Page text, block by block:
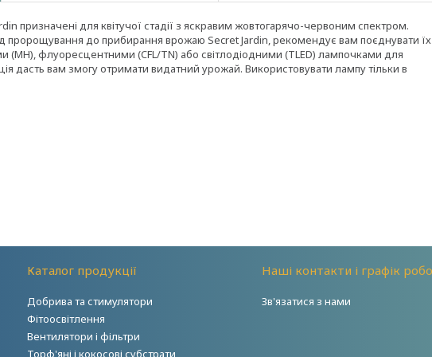
призначені для квітучої стадії з яскравим жовтогарячо-червоним спектром.
пророщування до прибирання врожаю Secret Jardin, рекомендує вам поєднувати їх
(MH), флуоресцентними (CFL/TN) або світлодіодними (TLED) лампочками для
дасть вам змогу отримати видатний урожай. Використовувати лампу тільки в
Каталог продукції
Добрива та стимулятори
Фітоосвітлення
Вентилятори і фільтри
Торф'яні і кокосові субстрати
Наші контакти і графік
Зв'язатися з нами